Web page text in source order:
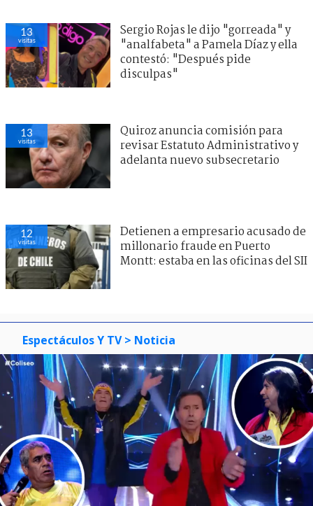
13
visitas
Sergio Rojas le dijo "gorreada" y
"analfabeta" a Pamela Díaz y ella
contestó: "Después pide
disculpas"
13
visitas
Quiroz anuncia comisión para
revisar Estatuto Administrativo y
adelanta nuevo subsecretario
12
visitas
Detienen a empresario acusado de
millonario fraude en Puerto
Montt: estaba en las oficinas del SII
Espectáculos Y TV > Noticia